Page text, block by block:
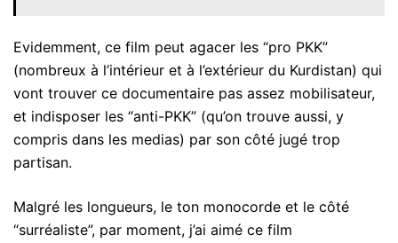
Evidemment, ce film peut agacer les “pro PKK”
(nombreux à l’intérieur et à l’extérieur du Kurdistan) qui
vont trouver ce documentaire pas assez mobilisateur,
et indisposer les “anti-PKK” (qu’on trouve aussi, y
compris dans les medias) par son côté jugé trop
partisan.
Malgré les longueurs, le ton monocorde et le côté
“surréaliste”, par moment, j’ai aimé ce film